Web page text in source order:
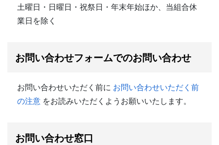
土曜日・日曜日・祝祭日・年末年始ほか、当組合休
業日を除く
お問い合わせフォームでのお問い合わせ
お問い合わせいただく前に お問い合わせいただく前
の注意 をお読みいただくようお願いいたします。
お問い合わせ窓口